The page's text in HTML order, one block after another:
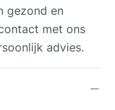
gezond en
met ons
advies.